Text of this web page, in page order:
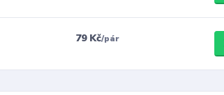
79 Kč/pár